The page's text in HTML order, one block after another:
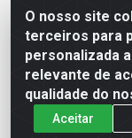
O nosso site
terceiros para
personalizada
relevante de
qualidade do
Aceitar
Polimold
Bernardo do